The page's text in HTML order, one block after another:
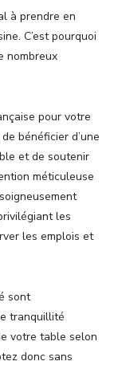
à prendre en
C’est pourquoi
nombreux
pour votre
bénéficier d’une
et de soutenir
méticuleuse
les
les emplois et
sont
tranquillité
votre table selon
donc sans